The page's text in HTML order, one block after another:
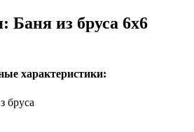
Баня из бруса 6х6
характеристики:
бруса